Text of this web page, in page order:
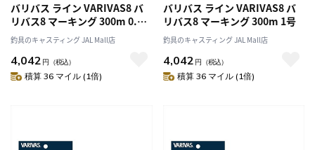
バリバス ライン VARIVAS8 バ
リバス8 マーキング 300m 0.8
号
釣具のキャスティング JAL Mall店
4,042 円 （税込）
積算 36 マイル (1倍)
バリバス ライン VARIVAS8 バ
リバス8 マーキング 300m 1号
釣具のキャスティング JAL Mall店
4,042 円 （税込）
積算 36 マイル (1倍)